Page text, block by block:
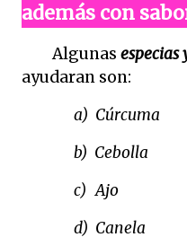
además con
Algunas especias
ayudaran son:
a) Cúrcuma
b) Cebolla
c) Ajo
d) Canela